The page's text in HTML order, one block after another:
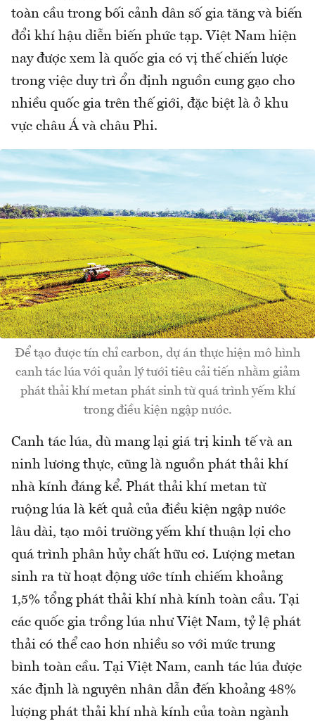
toàn cầu trong bối cảnh dân số gia tăng và biến
đổi khí hậu diễn biến phức tạp. Việt Nam hiện
nay được xem là quốc gia có vị thế chiến lược
trong việc duy trì ổn định nguồn cung gạo cho
nhiều quốc gia trên thế giới, đặc biệt là ở khu
vực châu Á và châu Phi.
Để tạo được tín chỉ carbon, dự án thực hiện mô hình
canh tác lúa với quản lý tưới tiêu cải tiến nhằm giảm
phát thải khí metan phát sinh từ quá trình yếm khí
trong điều kiện ngập nước.
Canh tác lúa, dù mang lại giá trị kinh tế và an
ninh lương thực, cũng là nguồn phát thải khí
nhà kính đáng kể. Phát thải khí metan từ
ruộng lúa là kết quả của điều kiện ngập nước
lâu dài, tạo môi trường yếm khí thuận lợi cho
quá trình phân hủy chất hữu cơ. Lượng metan
sinh ra từ hoạt động ước tính chiếm khoảng
1,5% tổng phát thải khí nhà kính toàn cầu. Tại
các quốc gia trồng lúa như Việt Nam, tỷ lệ phát
thải có thể cao hơn nhiều so với mức trung
bình toàn cầu. Tại Việt Nam, canh tác lúa được
xác định là nguyên nhân dẫn đến khoảng 48%
lượng phát thải khí nhà kính của toàn ngành